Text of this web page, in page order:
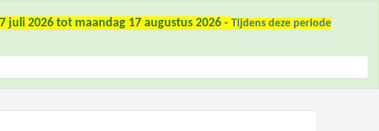
juli 2026 tot maandag 17 augustus 2026 - Tijdens deze periode